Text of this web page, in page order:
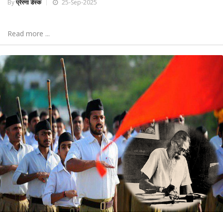
Byप्रेरणा डेस्क 25-Sep-2025
Read more ...